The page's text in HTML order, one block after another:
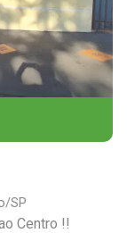
SP
Centro !!